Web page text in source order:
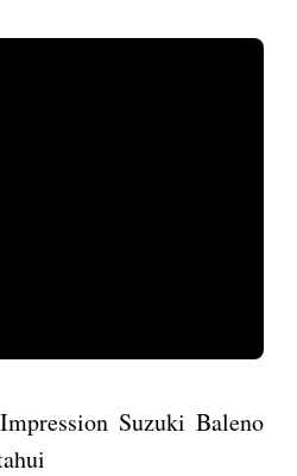
Suzuki Baleno